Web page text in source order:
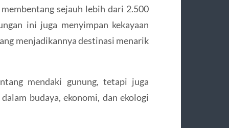
sejauh lebih dari 2.500
ini juga menyimpan kekayaan
menjadikannya destinasi menarik
mendaki gunung, tetapi juga
budaya, ekonomi, dan ekologi